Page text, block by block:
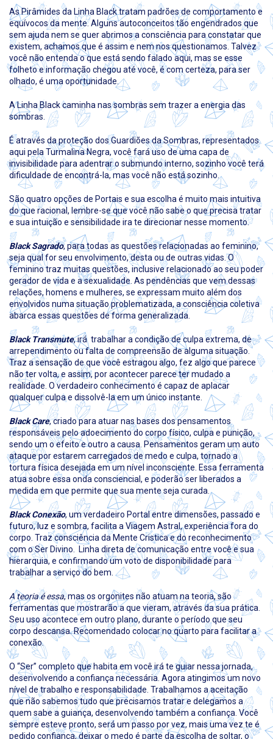
As Pirâmides da Linha Black tratam padrões de comportamento e
equívocos da mente. Alguns autoconceitos tão engendrados que
sem ajuda nem se quer abrimos a consciência para constatar que
existem, achamos que é assim e nem nos questionamos. Talvez
você não entenda o que está sendo falado aqui, mas se esse
folheto e informação chegou até você, é com certeza, para ser
olhado, é uma oportunidade.
A Linha Black caminha nas sombras sem trazer a energia das
sombras.
É através da proteção dos Guardiões da Sombras, representados
aqui pela Turmalina Negra, você fará uso de uma capa de
invisibilidade para adentrar o submundo interno, sozinho você terá
dificuldade de encontrá-la, mas você não está sozinho.
São quatro opções de Portais e sua escolha é muito mais intuitiva
do que racional, lembre-se que você não sabe o que precisa tratar
e sua intuição e sensibilidade ira te direcionar nesse momento.
Black Sagrado, para todas as questões relacionadas ao feminino,
seja qual for seu envolvimento, desta ou de outras vidas. O
feminino traz muitas questões, inclusive relacionado ao seu poder
gerador de vida e a sexualidade. As pendências que vem dessas
relações, homens e mulheres, se expressam muito além dos
envolvidos numa situação problematizada, a consciência coletiva
abarca essas questões de forma generalizada.
Black Transmute, irá trabalhar a condição de culpa extrema, de
arrependimento ou falta de compreensão de alguma situação.
Traz a sensação de que você estragou algo, fez algo que parece
não ter volta, e assim, por acontecer parece ter mudado a
realidade. O verdadeiro conhecimento é capaz de aplacar
qualquer culpa e dissolvê-la em um único instante.
Black Care, criado para atuar nas bases dos pensamentos
responsáveis pelo adoecimento do corpo físico, culpa e punição,
sendo um o efeito e outro a causa. Pensamentos geram um auto
ataque por estarem carregados de medo e culpa, tornado a
tortura física desejada em um nível inconsciente. Essa ferramenta
atua sobre essa onda consciencial, e poderão ser liberados a
medida em que permite que sua mente seja curada.
Black Conexão, um verdadeiro Portal entre dimensões, passado e
futuro, luz e sombra, facilita a Viagem Astral, experiência fora do
corpo. Traz consciência da Mente Cristica e do reconhecimento
com o Ser Divino. Linha direta de comunicação entre você e sua
hierarquia, e confirmando um voto de disponibilidade para
trabalhar a serviço do bem.
A teoria é essa, mas os orgonites não atuam na teoria, são
ferramentas que mostrarão a que vieram, através da sua prática.
Seu uso acontece em outro plano, durante o período que seu
corpo descansa. Recomendado colocar no quarto para facilitar a
conexão.
O “Ser” completo que habita em você irá te guiar nessa jornada,
desenvolvendo a confiança necessária. Agora atingimos um novo
nível de trabalho e responsabilidade. Trabalhamos a aceitação
que não sabemos tudo que precisamos tratar e delegamos a
quem sabe a guiança, desenvolvendo também a confiança. Você
sempre esteve pronto, será um passo por vez, mais uma vez te é
pedido confiança, deixar o medo é parte da escolha de soltar, o